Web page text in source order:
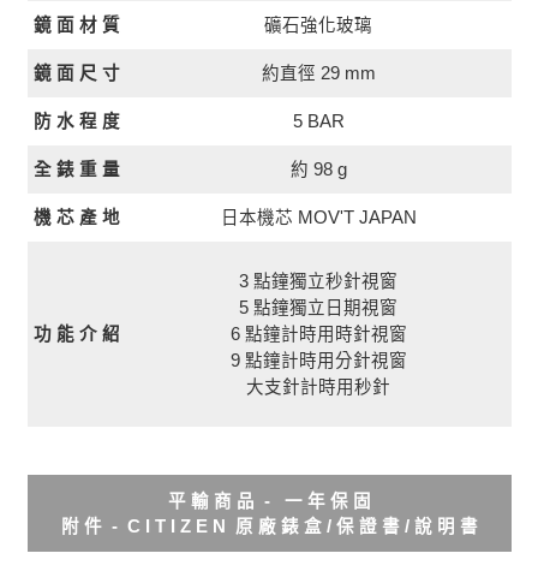
鏡 面 材 質 礦石強化玻璃
鏡 面 尺 寸 約直徑 29 mm
防 水 程 度 5 BAR
全 錶 重 量 約 98 g
機 芯 產 地 日本機芯 MOV'T JAPAN
功 能 介 紹
3 點鐘獨立秒針視窗
5 點鐘獨立日期視窗
6 點鐘計時用時針視窗
9 點鐘計時用分針視窗
大支針計時用秒針
平 輸 商 品 - 一 年 保 固
附 件 - C I T I Z E N 原 廠 錶 盒 / 保 證 書 / 說 明 書